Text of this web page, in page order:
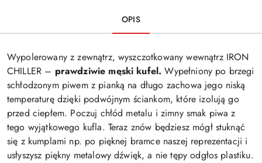
OPIS
Wypolerowany z zewnątrz, wyszczotkowany wewnątrz IRON
CHILLER – prawdziwie męski kufel. Wypełniony po brzegi
schłodzonym piwem z pianką na długo zachowa jego niską
temperaturę dzięki podwójnym ściankom, które izolują go
przed ciepłem. Poczuj chłód metalu i zimny smak piwa z
tego wyjątkowego kufla. Teraz znów będziesz mógł stuknąć
się z kumplami np. po pięknej bramce naszej reprezentacji i
usłyszysz piękny metalowy dźwięk, a nie tępy odgłos plastiku.